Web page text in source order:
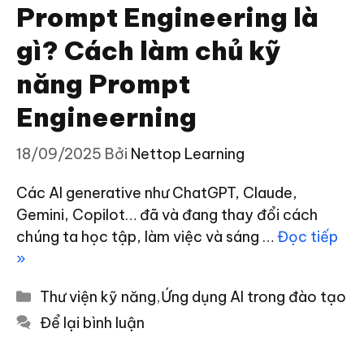
Prompt Engineering là
gì? Cách làm chủ kỹ
năng Prompt
Engineerning
18/09/2025 Bởi Nettop Learning
Các AI generative như ChatGPT, Claude,
Gemini, Copilot… đã và đang thay đổi cách
chúng ta học tập, làm việc và sáng …Đọc tiếp
»
Danh
mục
Thư viện kỹ năng,Ứng dụng AI trong đào tạo
Để lại bình luận